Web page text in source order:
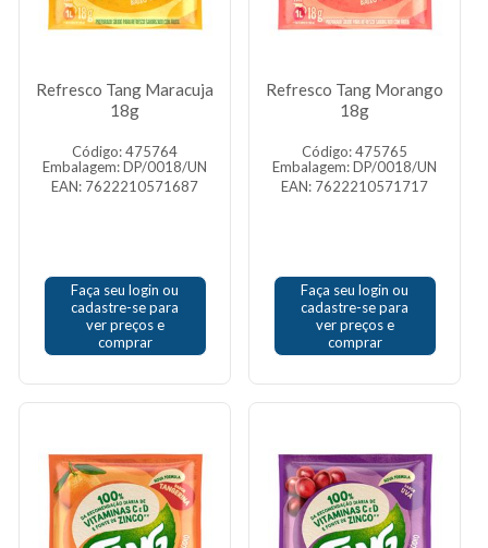
Refresco Tang Maracuja
18g
Código: 475764
Embalagem: DP/0018/UN
EAN: 7622210571687
Faça seu login ou
cadastre-se para
ver preços e
comprar
Refresco Tang Morango
18g
Código: 475765
Embalagem: DP/0018/UN
EAN: 7622210571717
Faça seu login ou
cadastre-se para
ver preços e
comprar